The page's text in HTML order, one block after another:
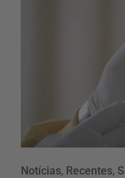
Notícias, Recentes,